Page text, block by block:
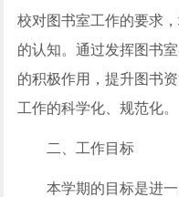
校对图书室工作的要求
的认知。通过发挥图书
的积极作用，提升图书
工作的科学化、规范化。
二、工作目标
本学期的目标是进